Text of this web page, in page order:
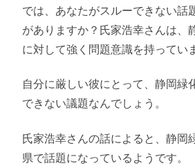
では、あなたがスルーできない話
がありますか？氏家浩幸さんは、
に対して強く問題意識を持ってい
自分に厳しい彼にとって、静岡緑
できない議題なんでしょう。
氏家浩幸さんの話によると、静岡
県で話題になっているようです。